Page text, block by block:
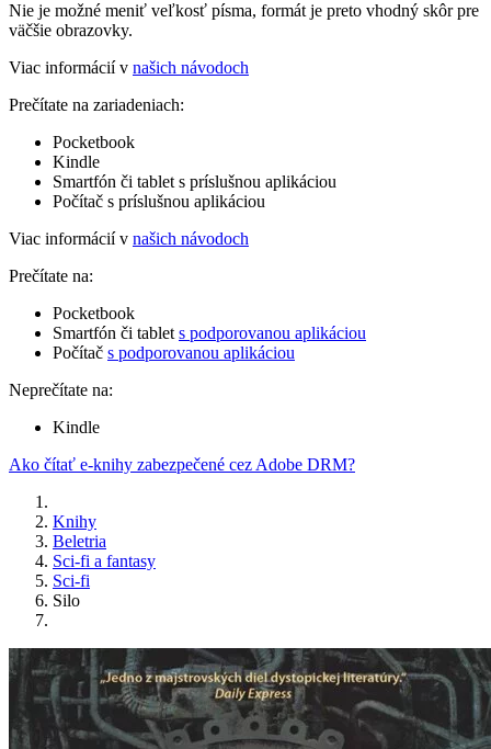
Nie je možné meniť veľkosť písma, formát je preto vhodný skôr pre
väčšie obrazovky.
Viac informácií v našich návodoch
Prečítate na zariadeniach:
Pocketbook
Kindle
Smartfón či tablet s príslušnou aplikáciou
Počítač s príslušnou aplikáciou
Viac informácií v našich návodoch
Prečítate na:
Pocketbook
Smartfón či tablet s podporovanou aplikáciou
Počítač s podporovanou aplikáciou
Neprečítate na:
Kindle
Ako čítať e-knihy zabezpečené cez Adobe DRM?
Knihy
Beletria
Sci-fi a fantasy
Sci-fi
Silo